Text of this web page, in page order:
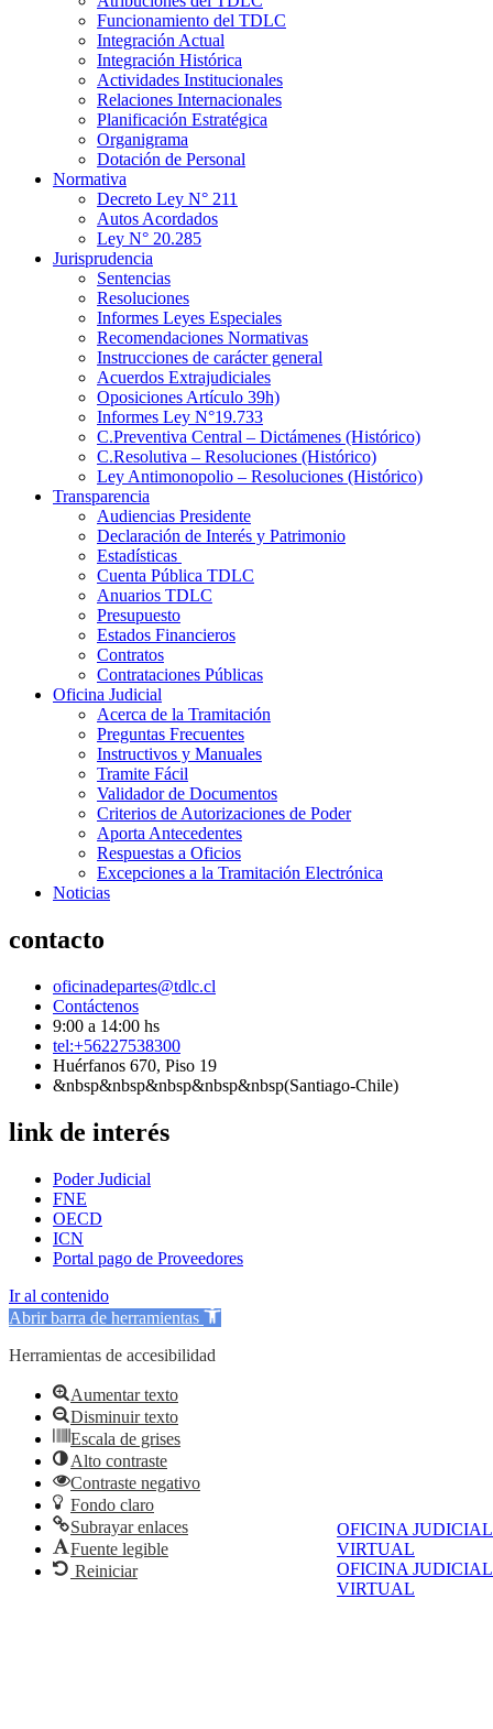
OFICINA JUDICIAL
VIRTUAL
OFICINA JUDICIAL
VIRTUAL
Funcionamiento del TDLC
Integración Actual
Integración Histórica
Actividades Institucionales
Relaciones Internacionales
Planificación Estratégica
Organigrama
Dotación de Personal
Normativa
Decreto Ley N° 211
Autos Acordados
Ley N° 20.285
Jurisprudencia
Sentencias
Resoluciones
Informes Leyes Especiales
Recomendaciones Normativas
Instrucciones de carácter general
Acuerdos Extrajudiciales
Oposiciones Artículo 39h)
Informes Ley N°19.733
C.Preventiva Central – Dictámenes (Histórico)
C.Resolutiva – Resoluciones (Histórico)
Ley Antimonopolio – Resoluciones (Histórico)
Transparencia
Audiencias Presidente
Declaración de Interés y Patrimonio
Estadísticas
Cuenta Pública TDLC
Anuarios TDLC
Presupuesto
Estados Financieros
Contratos
Contrataciones Públicas
Oficina Judicial
Acerca de la Tramitación
Preguntas Frecuentes
Instructivos y Manuales
Tramite Fácil
Validador de Documentos
Criterios de Autorizaciones de Poder
Aporta Antecedentes
Respuestas a Oficios
Excepciones a la Tramitación Electrónica
Noticias
contacto
oficinadepartes@tdlc.cl
Contáctenos
9:00 a 14:00 hs
tel:+56227538300
Huérfanos 670, Piso 19
&nbsp&nbsp&nbsp&nbsp&nbsp(Santiago-Chile)
link de interés
Poder Judicial
FNE
OECD
ICN
Portal pago de Proveedores
Ir al contenido
Abrir barra de herramientas
Herramientas de accesibilidad
Aumentar texto
Disminuir texto
Escala de grises
Alto contraste
Contraste negativo
Fondo claro
Subrayar enlaces
Fuente legible
Reiniciar